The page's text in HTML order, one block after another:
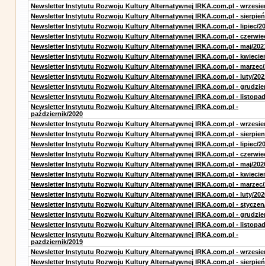
Newsletter Instytutu Rozwoju Kultury Alternatywnej IRKA.com.pl -
Newsletter Instytutu Rozwoju Kultury Alternatywnej IRKA.com.pl -
Newsletter Instytutu Rozwoju Kultury Alternatywnej IRKA.com.pl - lipiec/
Newsletter Instytutu Rozwoju Kultury Alternatywnej IRKA.com.pl -
Newsletter Instytutu Rozwoju Kultury Alternatywnej IRKA.com.pl - maj/
Newsletter Instytutu Rozwoju Kultury Alternatywnej IRKA.com.pl -
Newsletter Instytutu Rozwoju Kultury Alternatywnej IRKA.com.pl - marzec/
Newsletter Instytutu Rozwoju Kultury Alternatywnej IRKA.com.pl - luty/
Newsletter Instytutu Rozwoju Kultury Alternatywnej IRKA.com.pl -
Newsletter Instytutu Rozwoju Kultury Alternatywnej IRKA.com.pl -
Newsletter Instytutu Rozwoju Kultury Alternatywnej IRKA.com.pl -
październik/2020
Newsletter Instytutu Rozwoju Kultury Alternatywnej IRKA.com.pl -
Newsletter Instytutu Rozwoju Kultury Alternatywnej IRKA.com.pl -
Newsletter Instytutu Rozwoju Kultury Alternatywnej IRKA.com.pl - lipiec/
Newsletter Instytutu Rozwoju Kultury Alternatywnej IRKA.com.pl -
Newsletter Instytutu Rozwoju Kultury Alternatywnej IRKA.com.pl - maj/
Newsletter Instytutu Rozwoju Kultury Alternatywnej IRKA.com.pl -
Newsletter Instytutu Rozwoju Kultury Alternatywnej IRKA.com.pl - marzec/
Newsletter Instytutu Rozwoju Kultury Alternatywnej IRKA.com.pl - luty/
Newsletter Instytutu Rozwoju Kultury Alternatywnej IRKA.com.pl -
Newsletter Instytutu Rozwoju Kultury Alternatywnej IRKA.com.pl -
Newsletter Instytutu Rozwoju Kultury Alternatywnej IRKA.com.pl -
Newsletter Instytutu Rozwoju Kultury Alternatywnej IRKA.com.pl -
pazdziernik/2019
Newsletter Instytutu Rozwoju Kultury Alternatywnej IRKA.com.pl -
Newsletter Instytutu Rozwoju Kultury Alternatywnej IRKA.com.pl -